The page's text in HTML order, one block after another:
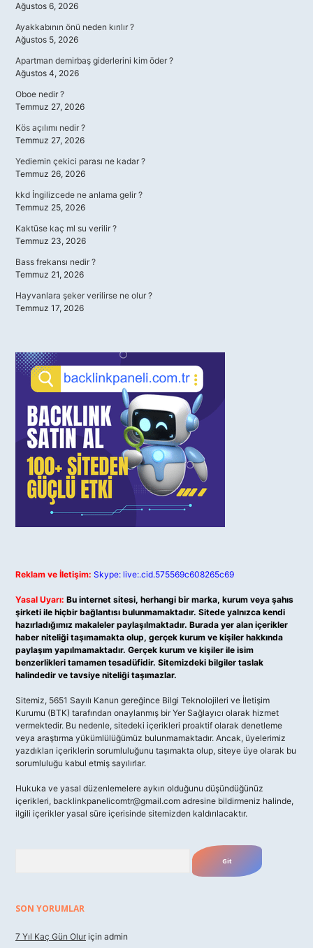
Ağustos 6, 2026
Ayakkabının önü neden kırılır ?
Ağustos 5, 2026
Apartman demirbaş giderlerini kim öder ?
Ağustos 4, 2026
Oboe nedir ?
Temmuz 27, 2026
Kös açılımı nedir ?
Temmuz 27, 2026
Yediemin çekici parası ne kadar ?
Temmuz 26, 2026
kkd İngilizcede ne anlama gelir ?
Temmuz 25, 2026
Kaktüse kaç ml su verilir ?
Temmuz 23, 2026
Bass frekansı nedir ?
Temmuz 21, 2026
Hayvanlara şeker verilirse ne olur ?
Temmuz 17, 2026
Reklam ve İletişim: Skype: live:.cid.575569c608265c69
Yasal Uyarı: Bu internet sitesi, herhangi bir marka, kurum veya şahıs
şirketi ile hiçbir bağlantısı bulunmamaktadır. Sitede yalnızca kendi
hazırladığımız makaleler paylaşılmaktadır. Burada yer alan içerikler
haber niteliği taşımamakta olup, gerçek kurum ve kişiler hakkında
paylaşım yapılmamaktadır. Gerçek kurum ve kişiler ile isim
benzerlikleri tamamen tesadüfidir. Sitemizdeki bilgiler taslak
halindedir ve tavsiye niteliği taşımazlar.
Sitemiz, 5651 Sayılı Kanun gereğince Bilgi Teknolojileri ve İletişim
Kurumu (BTK) tarafından onaylanmış bir Yer Sağlayıcı olarak hizmet
vermektedir. Bu nedenle, sitedeki içerikleri proaktif olarak denetleme
veya araştırma yükümlülüğümüz bulunmamaktadır. Ancak, üyelerimiz
yazdıkları içeriklerin sorumluluğunu taşımakta olup, siteye üye olarak bu
sorumluluğu kabul etmiş sayılırlar.
Hukuka ve yasal düzenlemelere aykırı olduğunu düşündüğünüz
içerikleri, backlinkpanelicomtr@gmail.com adresine bildirmeniz halinde,
ilgili içerikler yasal süre içerisinde sitemizden kaldırılacaktır.
SON YORUMLAR
7 Yıl Kaç Gün Olur için admin